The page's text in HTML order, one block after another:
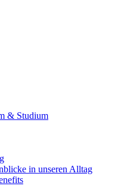
& Studium
in unseren Alltag